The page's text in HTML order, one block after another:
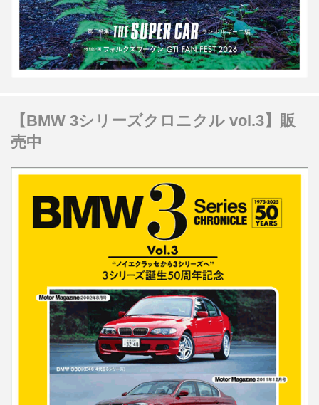
【BMW 3シリーズクロニクル vol.3】販
売中